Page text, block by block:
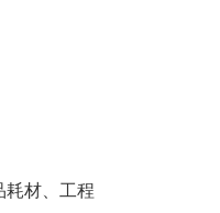
耗材、工程